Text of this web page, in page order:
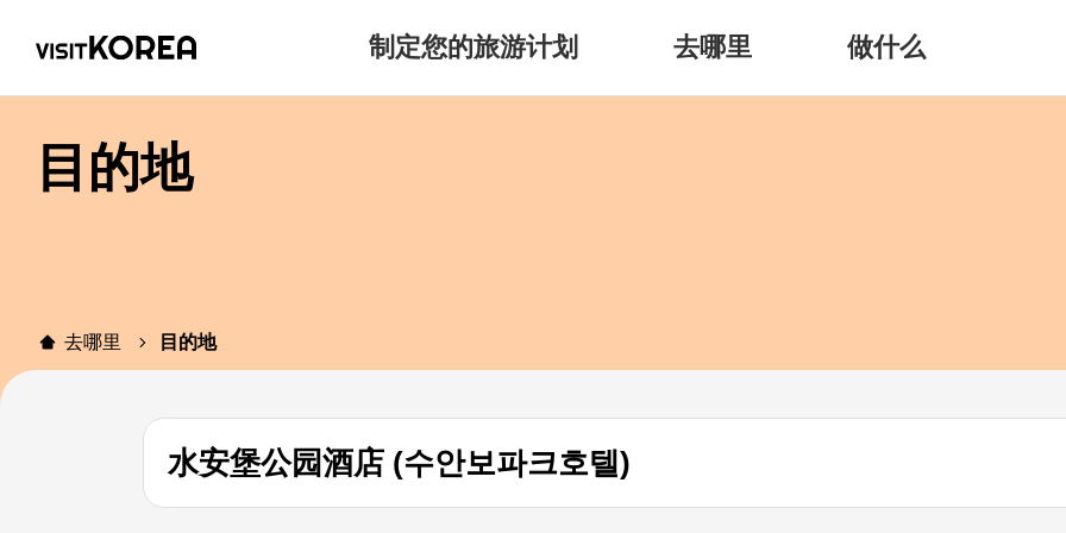
制定您的旅游计划 去哪里 做什么
目的地
去哪里 目的地
水安堡公园酒店 (수안보파크호텔)